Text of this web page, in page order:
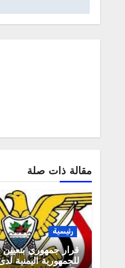
مقالة ذات صلة
رئيسية
قرار جمهوري
للجمهورية اليمنية